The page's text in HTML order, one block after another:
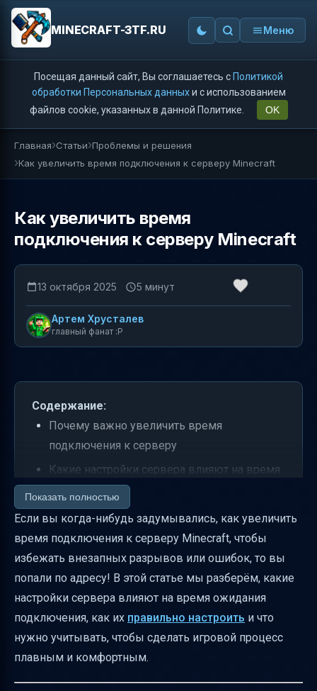
MINECRAFT-3TF.RU Меню
Посещая данный сайт, Вы соглашаетесь с Политикой
обработки Персональных данныхи с использованием
файлов cookie, указанных в данной Политике.
OK
Главная Статьи Проблемы и решения
Как увеличить время подключения к серверу Minecraft
Как увеличить время
подключения к серверу Minecraft
13 октября 2025 5 минут
Артем Хрусталев
главный фанат :P
Содержание:
Почему важно увеличить время
подключения к серверу
Какие настройки сервера влияют на время
подключения
Практические советы по увеличению
времени подключения
Как объяснить изменения пользователям
Как измерять успех изменений
Важные меры безопасности и
конфиденциальности
Как структурировать раздел с версиями
Показать полностью
Если вы когда-нибудь задумывались, как увеличить
время подключения к серверу Minecraft, чтобы
избежать внезапных разрывов или ошибок, то вы
попали по адресу! В этой статье мы разберём, какие
настройки сервера влияют на время ожидания
подключения, как их правильно настроить и что
нужно учитывать, чтобы сделать игровой процесс
плавным и комфортным.